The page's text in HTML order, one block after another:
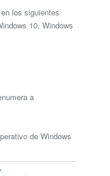
los siguientes
10, Windows
a
de Windows